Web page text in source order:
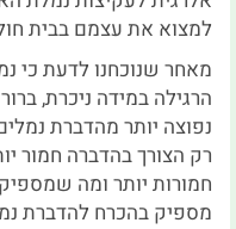
למצוא את עצמם בבית
מאחר שנוכחנו לדעת כי
הרגילה במידה ניכרת,
נפוצה יותר מהדברת
רק הצורך בהדברה חמור
חמורות יותר ומה
מספיק בהכרח להדברת